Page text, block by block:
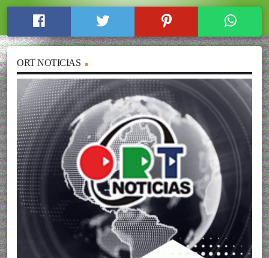
ORT NOTICIAS